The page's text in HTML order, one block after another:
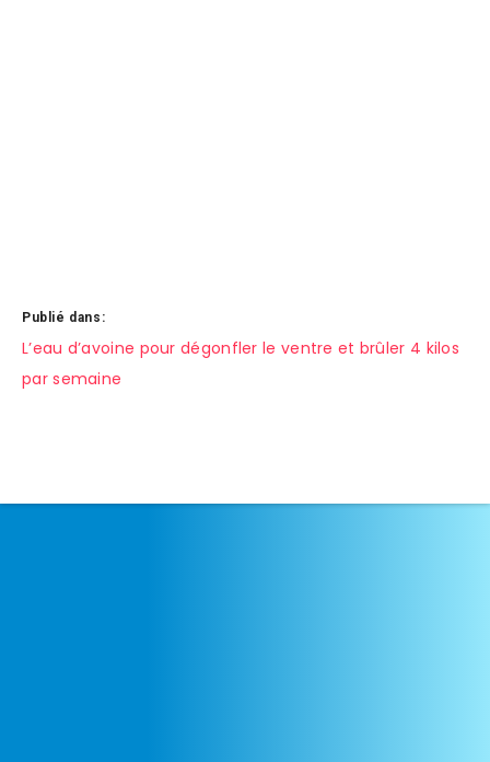
Publié dans:
Navigation
de
L’eau d’avoine pour dégonfler le ventre et brûler 4 kilos
par semaine